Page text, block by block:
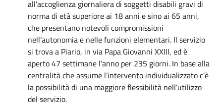
all’accoglienza giornaliera di soggetti disabili gravi di
norma di età superiore ai 18 anni e sino ai 65 anni,
che presentano notevoli compromissioni
nell’autonomia e nelle funzioni elementari. Il servizio
si trova a Piario, in via Papa Giovanni XXIII, ed è
aperto 47 settimane l’anno per 235 giorni. In base alla
centralità che assume l’intervento individualizzato c’è
la possibilità di una maggiore flessibilità nell’utilizzo
del servizio.